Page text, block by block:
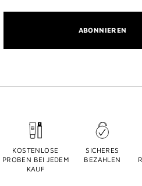
ABONNIEREN
KOSTENLOSE
PROBEN BEI JEDEM
KAUF
SICHERES
BEZAHLEN